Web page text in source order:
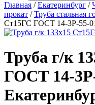
Главная /Екатеринбург /
прокат /Труба стальная
Ст15ГС ГОСТ 14-3Р-55-
Труба г/к
ГОСТ 14-